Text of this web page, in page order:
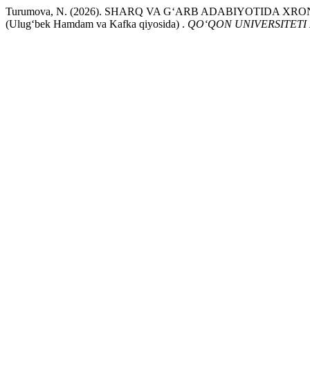
Turumova, N. (2026). SHARQ VA G‘ARB ADABIYOTIDA
(Ulug‘bek Hamdam va Kafka qiyosida) . QO‘QON